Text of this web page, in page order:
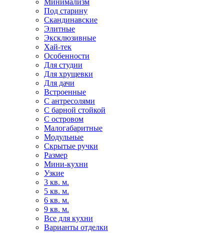
Минимализм
Под старину
Скандинавские
Элитные
Эксклюзивные
Хай-тек
Особенности
Для студии
Для хрущевки
Для дачи
Встроенные
С антресолями
С барной стойкой
С островом
Малогабаритные
Модульные
Скрытые ручки
Размер
Мини-кухни
Узкие
3 кв. м.
5 кв. м.
6 кв. м.
9 кв. м.
Все для кухни
Варианты отделки